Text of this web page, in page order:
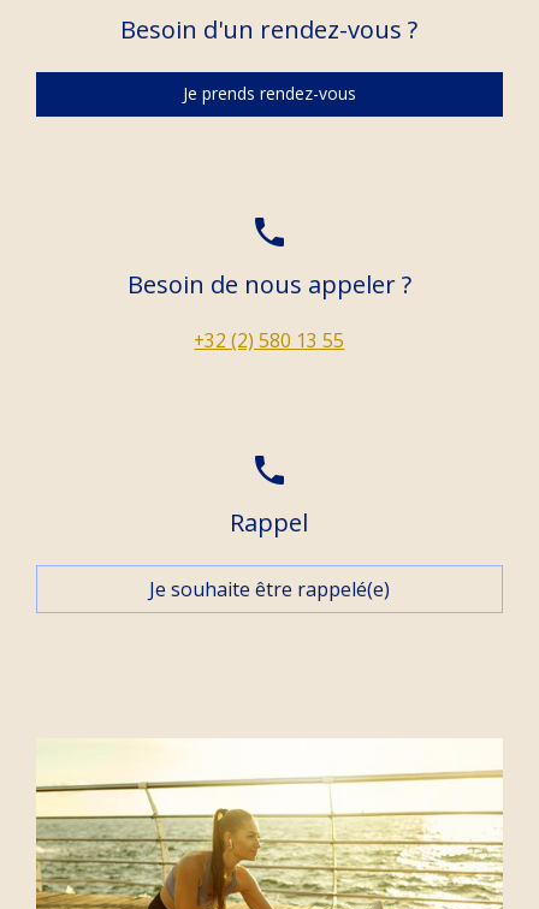
Besoin d'un rendez-vous ?
Je prends rendez-vous
phone
Besoin de nous appeler ?
+32 (2) 580 13 55
phone
Rappel
Je souhaite être rappelé(e)